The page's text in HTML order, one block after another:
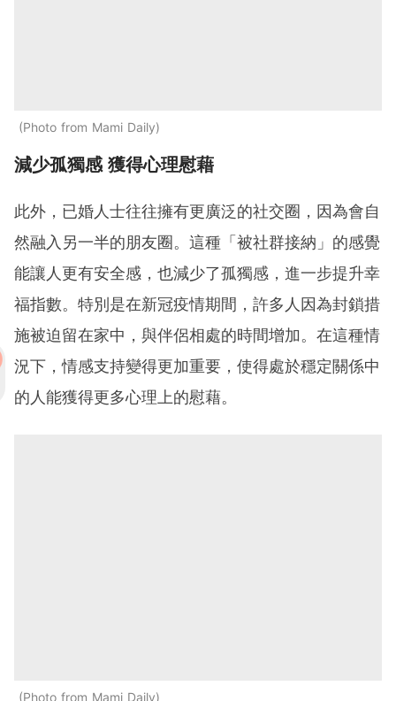
Photo from Mami Daily
減少孤獨感 獲得心理慰藉
此外，已婚人士往往擁有更廣泛的社交圈，因為會自
然融入另一半的朋友圈。這種「被社群接納」的感覺
能讓人更有安全感，也減少了孤獨感，進一步提升幸
福指數。特別是在新冠疫情期間，許多人因為封鎖措
施被迫留在家中，與伴侶相處的時間增加。在這種情
況下，情感支持變得更加重要，使得處於穩定關係中
的人能獲得更多心理上的慰藉。
Photo from Mami Daily